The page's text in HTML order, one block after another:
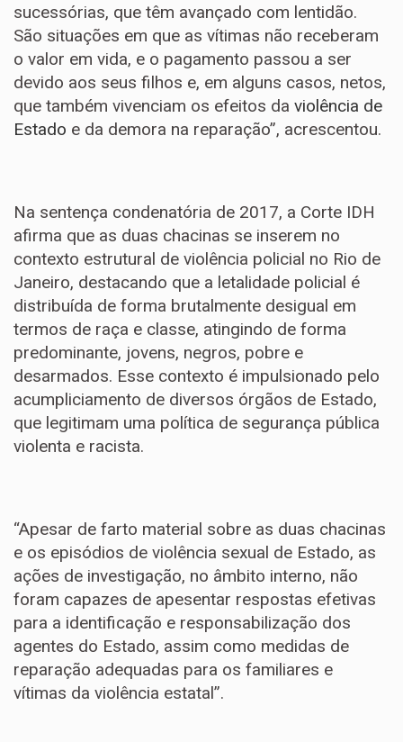
sucessórias, que têm avançado com lentidão.
São situações em que as vítimas não receberam
o valor em vida, e o pagamento passou a ser
devido aos seus filhos e, em alguns casos, netos,
que também vivenciam os efeitos da violência de
Estado e da demora na reparação”, acrescentou.
Na sentença condenatória de 2017, a Corte IDH
afirma que as duas chacinas se inserem no
contexto estrutural de violência policial no Rio de
Janeiro, destacando que a letalidade policial é
distribuída de forma brutalmente desigual em
termos de raça e classe, atingindo de forma
predominante, jovens, negros, pobre e
desarmados. Esse contexto é impulsionado pelo
acumpliciamento de diversos órgãos de Estado,
que legitimam uma política de segurança pública
violenta e racista.
“Apesar de farto material sobre as duas chacinas
e os episódios de violência sexual de Estado, as
ações de investigação, no âmbito interno, não
foram capazes de apesentar respostas efetivas
para a identificação e responsabilização dos
agentes do Estado, assim como medidas de
reparação adequadas para os familiares e
vítimas da violência estatal”.